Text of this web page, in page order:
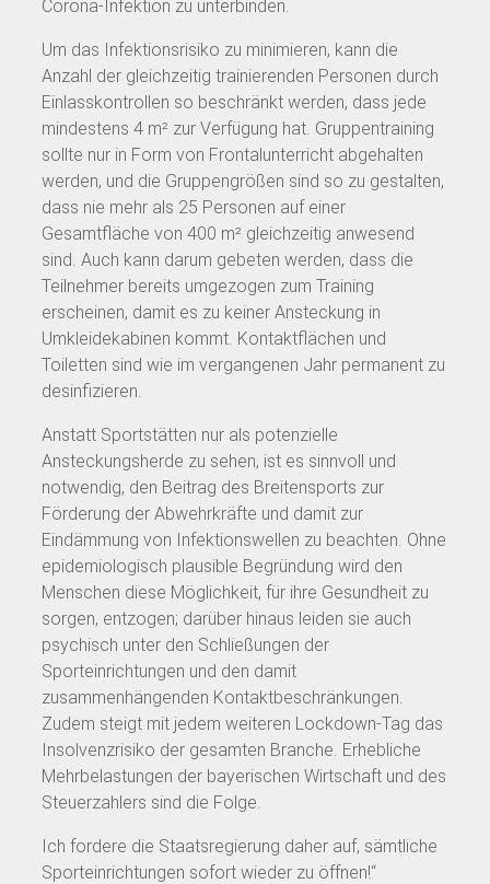
Corona-Infektion zu unterbinden.
Um das Infektionsrisiko zu minimieren, kann die
Anzahl der gleichzeitig trainierenden Personen durch
Einlasskontrollen so beschränkt werden, dass jede
mindestens 4 m² zur Verfügung hat. Gruppentraining
sollte nur in Form von Frontalunterricht abgehalten
werden, und die Gruppengrößen sind so zu gestalten,
dass nie mehr als 25 Personen auf einer
Gesamtfläche von 400 m² gleichzeitig anwesend
sind. Auch kann darum gebeten werden, dass die
Teilnehmer bereits umgezogen zum Training
erscheinen, damit es zu keiner Ansteckung in
Umkleidekabinen kommt. Kontaktflächen und
Toiletten sind wie im vergangenen Jahr permanent zu
desinfizieren.
Anstatt Sportstätten nur als potenzielle
Ansteckungsherde zu sehen, ist es sinnvoll und
notwendig, den Beitrag des Breitensports zur
Förderung der Abwehrkräfte und damit zur
Eindämmung von Infektionswellen zu beachten. Ohne
epidemiologisch plausible Begründung wird den
Menschen diese Möglichkeit, für ihre Gesundheit zu
sorgen, entzogen; darüber hinaus leiden sie auch
psychisch unter den Schließungen der
Sporteinrichtungen und den damit
zusammenhängenden Kontaktbeschränkungen.
Zudem steigt mit jedem weiteren Lockdown-Tag das
Insolvenzrisiko der gesamten Branche. Erhebliche
Mehrbelastungen der bayerischen Wirtschaft und des
Steuerzahlers sind die Folge.
Ich fordere die Staatsregierung daher auf, sämtliche
Sporteinrichtungen sofort wieder zu öffnen!“